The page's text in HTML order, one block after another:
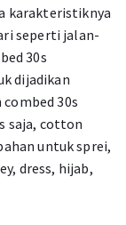
karakteristiknya
seperti jalan-
30s
dijadikan
30s
saja, cotton
untuk sprei,
dress, hijab,